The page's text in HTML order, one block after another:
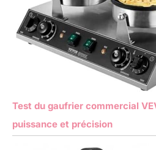
Test du gaufrier commercial
puissance et précision